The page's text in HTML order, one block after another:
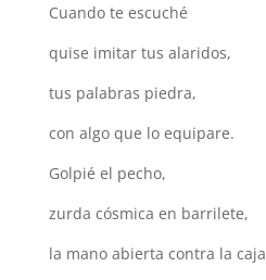
Cuando te escuché
quise imitar tus alaridos,
tus palabras piedra,
con algo que lo equipare.
Golpié el pecho,
zurda cósmica en barrilete,
la mano abierta contra la caja